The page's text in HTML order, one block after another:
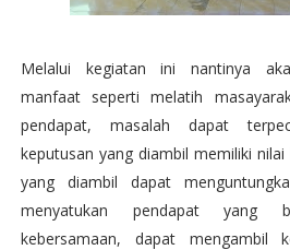
Melalui kegiatan ini nantinya
manfaat seperti melatih
pendapat, masalah dapat
keputusan yang diambil memiliki
yang diambil dapat
menyatukan pendapat yang
kebersamaan, dapat mengambil